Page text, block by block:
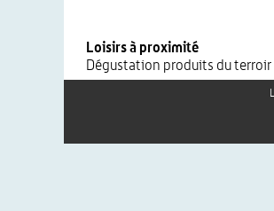
Loisirs à proximité
Dégustation produits du terroir